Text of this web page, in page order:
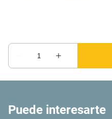
Puede interesarte